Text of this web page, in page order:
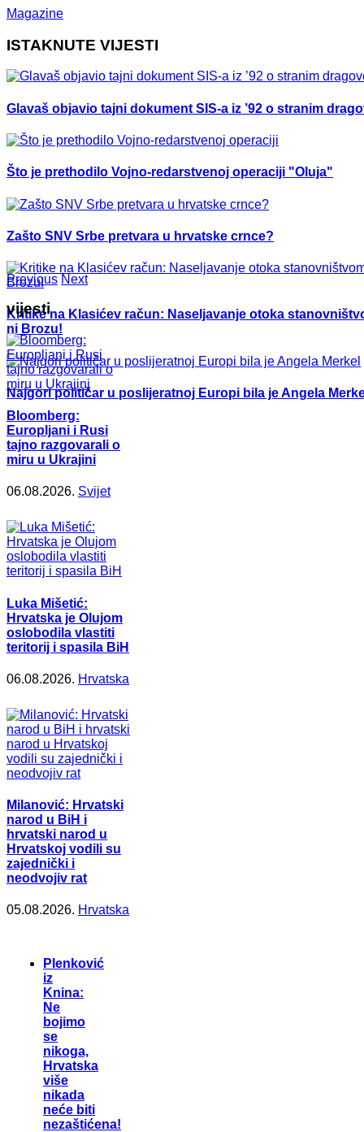
Magazine
ISTAKNUTE VIJESTI
Glavaš objavio tajni dokument SIS-a iz ’92 o stranim
Što je prethodilo Vojno-redarstvenoj operaciji "Oluja"
Zašto SNV Srbe pretvara u hrvatske crnce?
Kritike na Klasićev račun: Naseljavanje otoka
ni Brozu!
Najgori političar u poslijeratnoj Europi bila je Angela
Previous Next
vijesti
Bloomberg:
Europljani i Rusi
tajno razgovarali o
miru u Ukrajini
06.08.2026. Svijet
Luka Mišetić:
Hrvatska je Olujom
oslobodila vlastiti
teritorij i spasila BiH
06.08.2026. Hrvatska
Milanović: Hrvatski
narod u BiH i
hrvatski narod u
Hrvatskoj vodili su
zajednički i
neodvojiv rat
05.08.2026. Hrvatska
Plenković
iz
Knina:
Ne
bojimo
se
nikoga,
Hrvatska
više
nikada
neće biti
nezaštićena!